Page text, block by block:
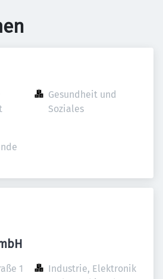
Gesundheit und
Soziales
1
Industrie, Elektronik